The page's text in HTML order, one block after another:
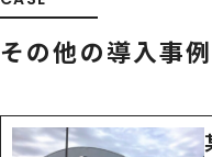
その他の導入事例